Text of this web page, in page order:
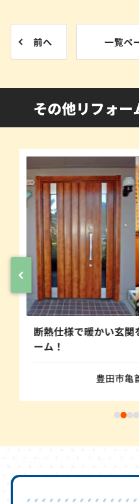
前へ 一覧ペ
その他リフォ
断熱仕様で暖かい玄関
ーム！
豊田市亀